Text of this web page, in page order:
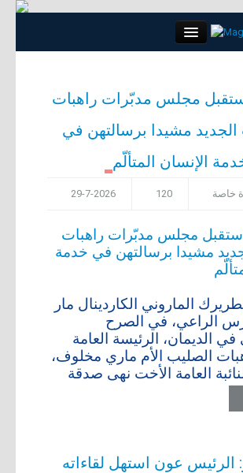
الرئيسية
كلمة العدد
لقاء
أبراج
أعلن معنا
مجلس مدبّرات راهبات
الجديد مشيدا برسالتهن في
الإنسان المتألّم
29-7-2026 120 خاصة
الماروني الكاردينال مار
الراعي، في الصرح
الديمان، الرئيسة العامة
الصليب الأم ماري مخلوف،
العامة الأخت نهى صدقة
الرئيس عون استهل لقاءاته